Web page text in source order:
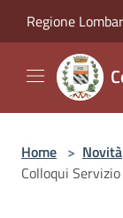
Regione
Home > Novità
Colloqui